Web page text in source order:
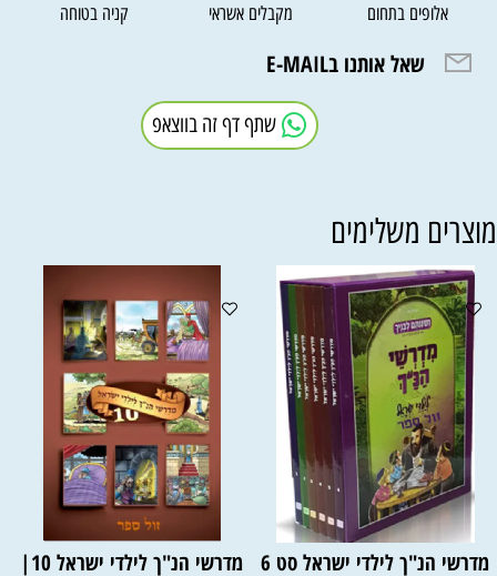
אלופים בתחום מקבלים אשראי קניה בטוחה
שאל אותנו בE-MAIL
שתף דף זה בווצאפ
משלימים
מדרשי הנ"ך לילדי ישראל סט 6 מדרשי הנ"ך לילדי ישראל 10|